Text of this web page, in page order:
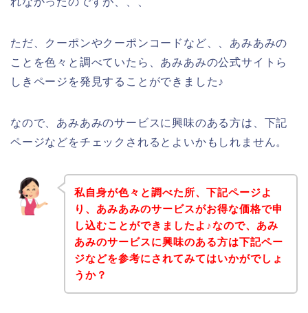
ただ、クーポンやクーポンコードなど、、あみあみの
ことを色々と調べていたら、あみあみの公式サイトら
しきページを発見することができました♪
なので、あみあみのサービスに興味のある方は、下記
ページなどをチェックされるとよいかもしれません。
私自身が色々と調べた所、下記ページよ
り、あみあみのサービスがお得な価格で申
し込むことができましたよ♪なので、あみ
あみのサービスに興味のある方は下記ペー
ジなどを参考にされてみてはいかがでしょ
うか？